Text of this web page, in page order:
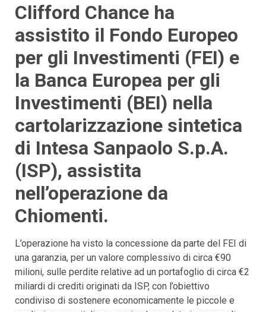
Clifford Chance ha
assistito il Fondo Europeo
per gli Investimenti (FEI) e
la Banca Europea per gli
Investimenti (BEI) nella
cartolarizzazione sintetica
di Intesa Sanpaolo S.p.A.
(ISP), assistita
nell’operazione da
Chiomenti.
L’operazione ha visto la concessione da parte del FEI di
una garanzia, per un valore complessivo di circa €90
milioni, sulle perdite relative ad un portafoglio di circa €2
miliardi di crediti originati da ISP, con l’obiettivo
condiviso di sostenere economicamente le piccole e